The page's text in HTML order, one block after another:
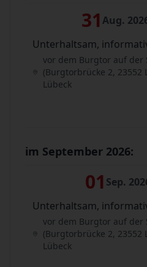
31 Aug.
Unterhaltsam,
vor dem Burgtor auf der
(Burgtorbrücke 2, 23552
Lübeck
im September 2026:
01 Sep.
Unterhaltsam,
vor dem Burgtor auf der
(Burgtorbrücke 2, 23552
Lübeck